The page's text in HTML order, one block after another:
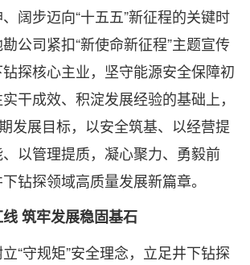
阔步迈向“十五五”新征程的关键时
公司紧扣“新使命新征程”主题宣传
探核心主业，坚守能源安全保障初
干成效、积淀发展经验的基础上，
发展目标，以安全筑基、以经营提
以管理提质，凝心聚力、勇毅前
钻探领域高质量发展新篇章。
筑牢发展稳固基石
守规矩”安全理念，立足井下钻探